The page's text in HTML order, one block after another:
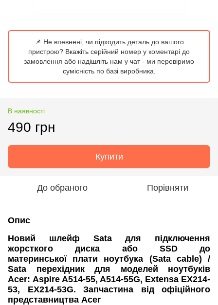
📌 Не впевнені, чи підходить деталь до вашого
пристрою? Вкажіть серійний номер у коментарі до
замовлення або надішліть нам у чат - ми перевіримо
сумісність по базі виробника.
В наявності
490 грн
Купити
До обраного Порівняти
Опис
Новий шлейф Sata для підключення
жорсткого диска або SSD до
материнської плати ноутбука (Sata cable) /
Sata перехідник для моделей ноутбуків
Acer: Aspire A514-55, A514-55G, Extensa EX214-
53, EX214-53G. Запчастина від офіційного
представництва Acer